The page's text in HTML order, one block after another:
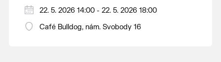
Chcete se zbavit staré sbírky, která zbytečně
leží na půdě? Překáží vám ve skříni staré /
Prodejce prosíme tradičně o příchod 30
minut před začátkem, aby si vše na
22. 5. 2026 14:00 - 22. 5. 2026 18:00
Café Bulldog, nám. Svobody 16